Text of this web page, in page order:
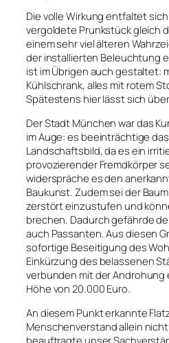
Die volle Wirkung entfaltet
vergoldete Prunkstück gleich
einem sehr viel älteren
der installierten Beleuchtung
ist im Übrigen auch gestaltet:
Kühlschrank, alles mit rotem
Spätestens hier lässt sich
Der Stadt München war das
im Auge: es beeinträchtige
Landschaftsbild, da es ein
provozierender Fremdkörper
widerspräche es den
Baukunst. Zudem sei der
zerstört einzustufen und
brechen. Dadurch gefährde
auch Passanten. Aus diesen
sofortige Beseitigung des
Einkürzung des belassenen
verbunden mit der Androhung
Höhe von 20.000 Euro.
An diesem Punkt erkannte
Menschenverstand allein